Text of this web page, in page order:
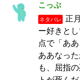
こっぷ
ネタバレ
正
ー好きと
点で「あ
ああなっ
も、屈指